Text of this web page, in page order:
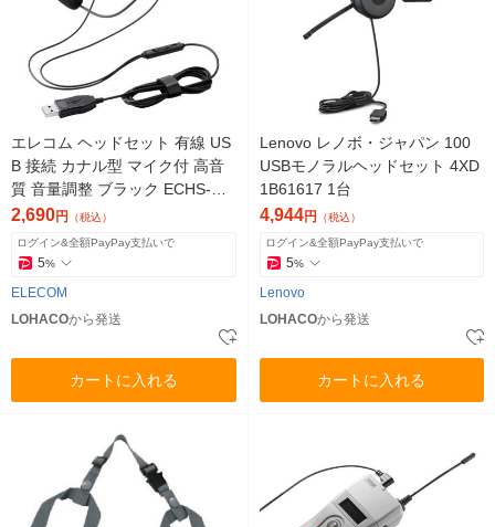
エレコム ヘッドセット 有線 US
B 接続 カナル型 マイク付 高音
質 音量調整 ブラック ECHS-EP
21SUBK 1個
2,690円 （税込）
ログイン&全額PayPay支払いで
5%
ELECOM
LOHACOから発送
カートに入れる
Lenovo レノボ・ジャパン 100
USBモノラルヘッドセット 4XD
1B61617 1台
4,944円 （税込）
ログイン&全額PayPay支払いで
5%
Lenovo
LOHACOから発送
カートに入れる